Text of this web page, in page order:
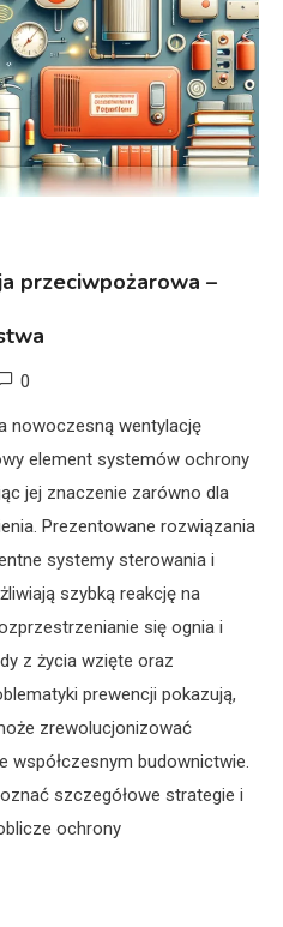
przeciwpożarowa –
0
nowoczesną wentylację
element systemów ochrony
jej znaczenie zarówno dla
Prezentowane rozwiązania
systemy sterowania i
szybką reakcję na
się ognia i
z życia wzięte oraz
prewencji pokazują,
zrewolucjonizować
współczesnym budownictwie.
szczegółowe strategie i
ochrony